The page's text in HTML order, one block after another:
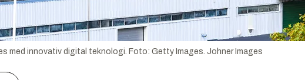
med innovativ digital teknologi. Foto: Getty Images. Johner Images